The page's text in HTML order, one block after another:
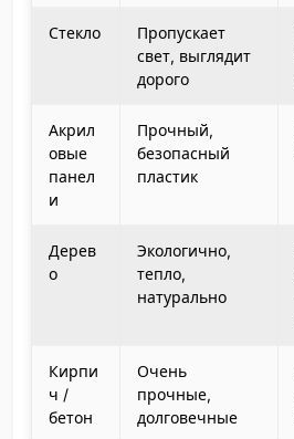
Стекло
Пропускает
свет, выглядит
дорого
Акрил
овые
панел
и
Прочный,
безопасный
пластик
Дерев
о
Экологично,
тепло,
натурально
Кирпи
ч /
бетон
Очень
прочные,
долговечные